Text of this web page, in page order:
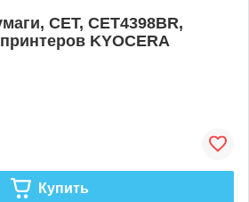
CET, CET4398BR,
KYOCERA
Купить